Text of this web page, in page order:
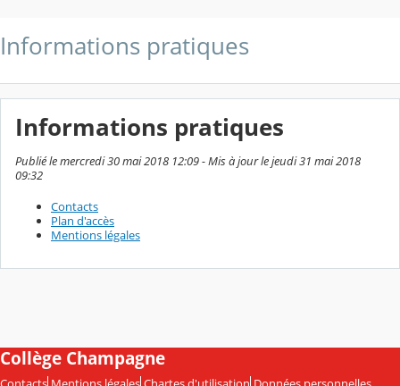
Informations pratiques
Informations pratiques
Publié le mercredi 30 mai 2018 12:09 - Mis à jour le jeudi 31 mai 2018
09:32
Contacts
Plan d'accès
Mentions légales
Collège Champagne